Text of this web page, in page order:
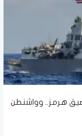
هرمز.. وواشنطن